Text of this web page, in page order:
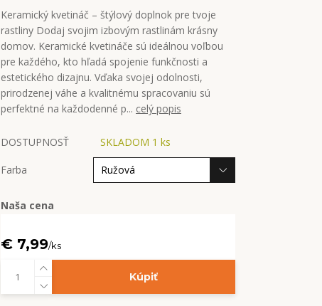
Keramický kvetináč – štýlový doplnok pre tvoje
rastliny Dodaj svojim izbovým rastlinám krásny
domov. Keramické kvetináče sú ideálnou voľbou
pre každého, kto hľadá spojenie funkčnosti a
estetického dizajnu. Vďaka svojej odolnosti,
prirodzenej váhe a kvalitnému spracovaniu sú
perfektné na každodenné p... celý popis
DOSTUPNOSŤ SKLADOM 1 ks
Farba
Naša cena
€ 7,99/ks
Kúpiť